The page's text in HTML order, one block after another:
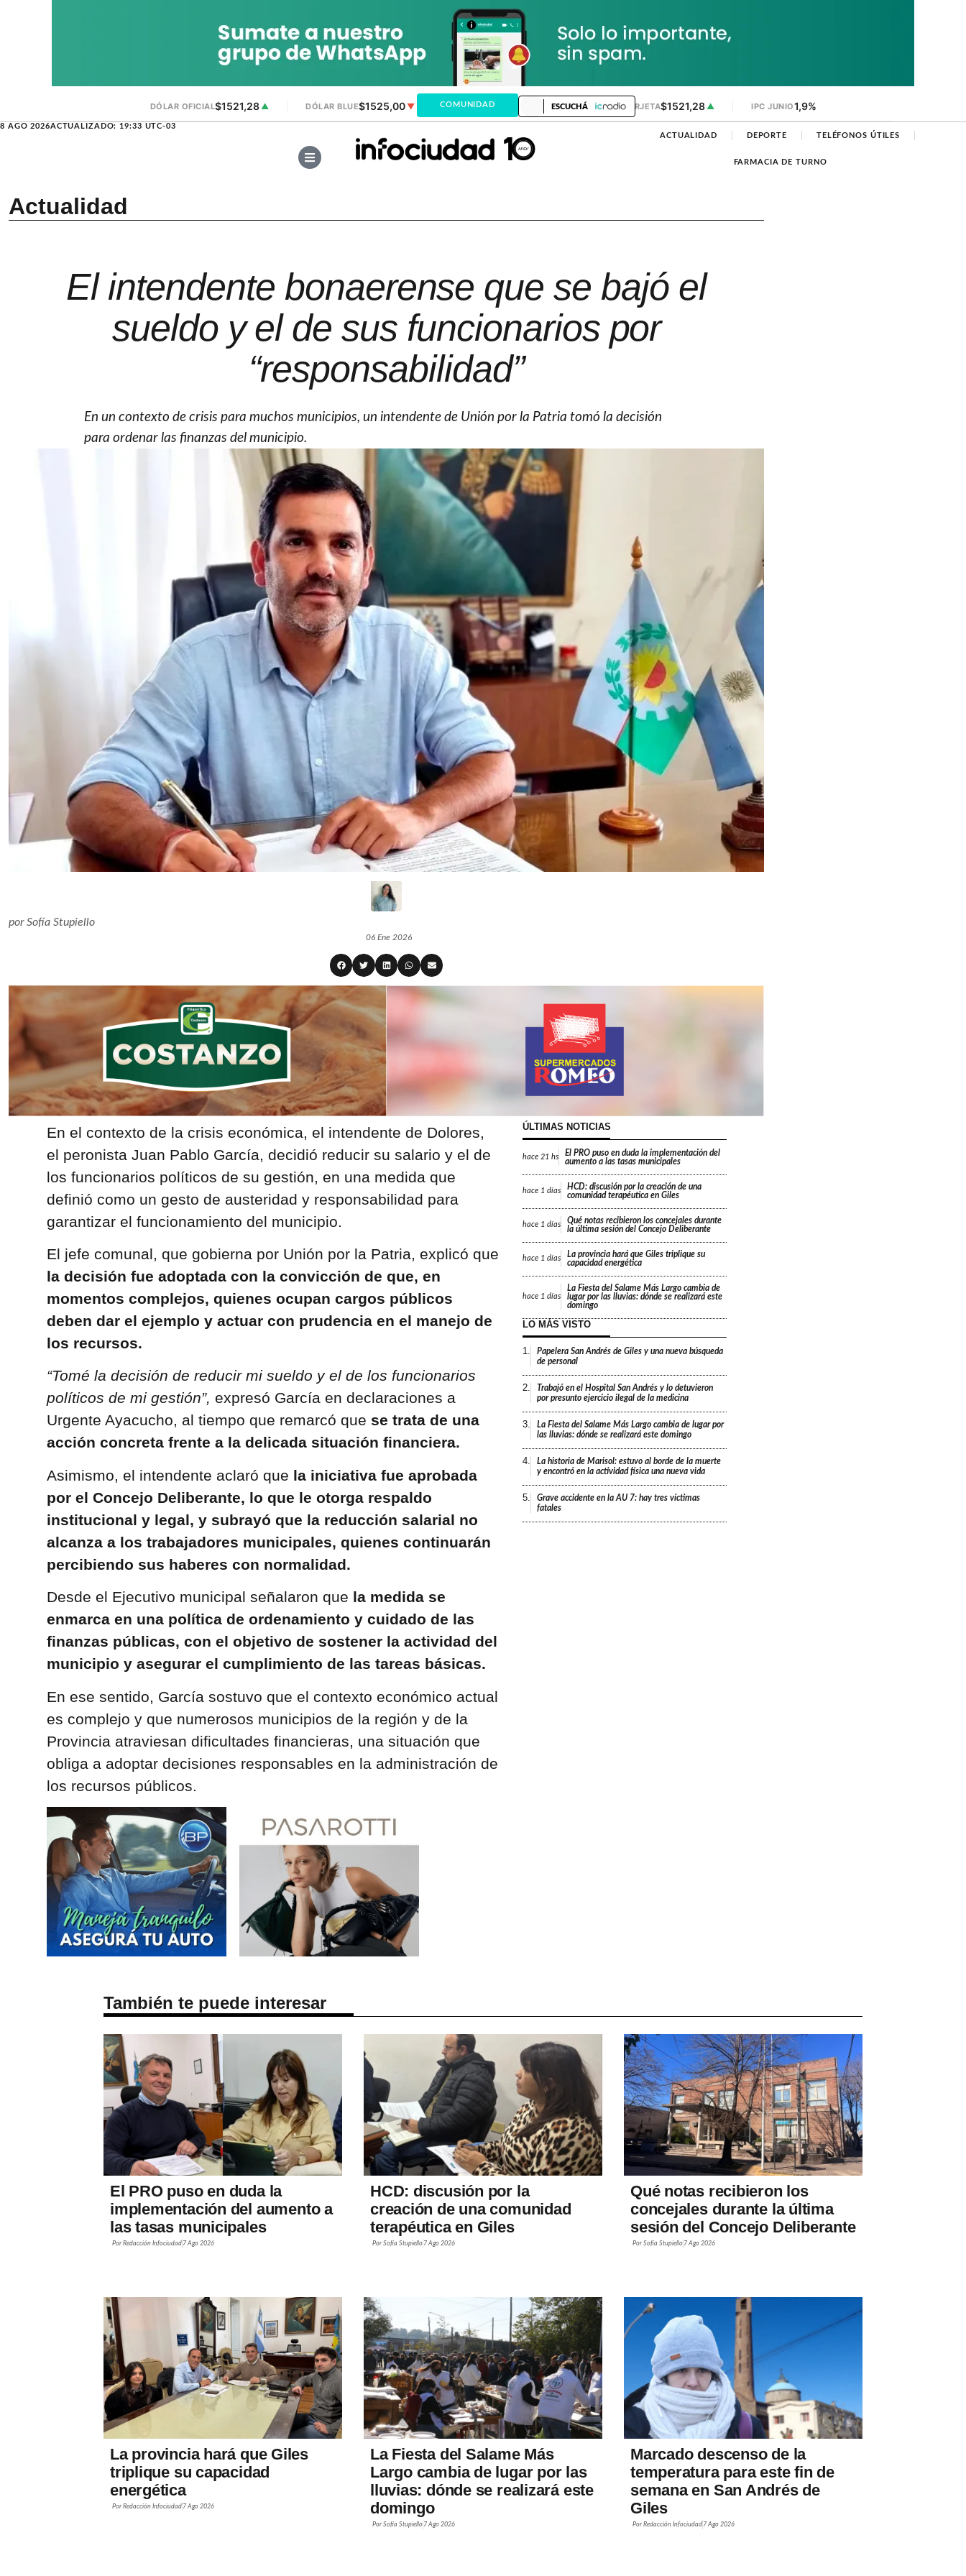
DÓLAR OFICIAL$1521,28 ▲ DÓLAR BLUE$1525,00▼ DÓLAR MEP ▲ DÓLAR TARJETA$1521,28 ▲ IPC JUNIO1,9%
8 AGO 2026ACTUALIZADO: 19:33 UTC-03
COMUNIDAD ESCUCHÁ
ACTUALIDAD DEPORTE TELÉFONOS ÚTILES
FARMACIA DE TURNO
Actualidad
El intendente bonaerense que se bajó el
sueldo y el de sus funcionarios por
“responsabilidad”
En un contexto de crisis para muchos municipios, un intendente de Unión por la Patria tomó la decisión
para ordenar las finanzas del municipio.
porSofía Stupiello
06 Ene 2026
En el contexto de la crisis económica, el intendente de Dolores,
el peronista Juan Pablo García, decidió reducir su salario y el de
los funcionarios políticos de su gestión, en una medida que
definió como un gesto de austeridad y responsabilidad para
garantizar el funcionamiento del municipio.
El jefe comunal, que gobierna por Unión por la Patria, explicó que
la decisión fue adoptada con la convicción de que, en
momentos complejos, quienes ocupan cargos públicos
deben dar el ejemplo y actuar con prudencia en el manejo de
los recursos.
“Tomé la decisión de reducir mi sueldo y el de los funcionarios
políticos de mi gestión”, expresó García en declaraciones a
Urgente Ayacucho, al tiempo que remarcó que se trata de una
acción concreta frente a la delicada situación financiera.
Asimismo, el intendente aclaró que la iniciativa fue aprobada
por el Concejo Deliberante, lo que le otorga respaldo
institucional y legal, y subrayó que la reducción salarial no
alcanza a los trabajadores municipales, quienes continuarán
percibiendo sus haberes con normalidad.
Desde el Ejecutivo municipal señalaron que la medida se
enmarca en una política de ordenamiento y cuidado de las
finanzas públicas, con el objetivo de sostener la actividad del
municipio y asegurar el cumplimiento de las tareas básicas.
En ese sentido, García sostuvo que el contexto económico actual
es complejo y que numerosos municipios de la región y de la
Provincia atraviesan dificultades financieras, una situación que
obliga a adoptar decisiones responsables en la administración de
los recursos públicos.
ÚLTIMAS NOTICIAS
hace 21 hs
El PRO puso en duda la implementación del
aumento a las tasas municipales
hace 1 días
HCD: discusión por la creación de una
comunidad terapéutica en Giles
hace 1 días
Qué notas recibieron los concejales durante
la última sesión del Concejo Deliberante
hace 1 días
La provincia hará que Giles triplique su
capacidad energética
hace 1 días
La Fiesta del Salame Más Largo cambia de
lugar por las lluvias: dónde se realizará este
domingo
LO MÁS VISTO
1.
Papelera San Andrés de Giles y una nueva búsqueda
de personal
2.
Trabajó en el Hospital San Andrés y lo detuvieron
por presunto ejercicio ilegal de la medicina
3.
La Fiesta del Salame Más Largo cambia de lugar por
las lluvias: dónde se realizará este domingo
4.
La historia de Marisol: estuvo al borde de la muerte
y encontró en la actividad física una nueva vida
5.
Grave accidente en la AU 7: hay tres víctimas
fatales
También te puede interesar
El PRO puso en duda la
implementación del aumento a
las tasas municipales
Por Redacción Infociudad 7 Ago 2026
HCD: discusión por la
creación de una comunidad
terapéutica en Giles
Por Sofía Stupiello 7 Ago 2026
Qué notas recibieron los
concejales durante la última
sesión del Concejo Deliberante
Por Sofía Stupiello 7 Ago 2026
La provincia hará que Giles
triplique su capacidad
energética
Por Redacción Infociudad 7 Ago 2026
La Fiesta del Salame Más
Largo cambia de lugar por las
lluvias: dónde se realizará este
domingo
Por Sofía Stupiello 7 Ago 2026
Marcado descenso de la
temperatura para este fin de
semana en San Andrés de
Giles
Por Redacción Infociudad 7 Ago 2026